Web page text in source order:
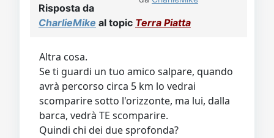
Risposta da
CharlieMike al topic Terra Piatta
Altra cosa.
Se ti guardi un tuo amico salpare, quando
avrà percorso circa 5 km lo vedrai
scomparire sotto l'orizzonte, ma lui, dalla
barca, vedrà TE scomparire.
Quindi chi dei due sprofonda?